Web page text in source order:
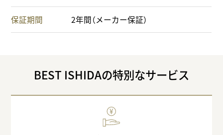
保証期間 2年間（メーカー保証）
BEST ISHIDAの特別なサービス